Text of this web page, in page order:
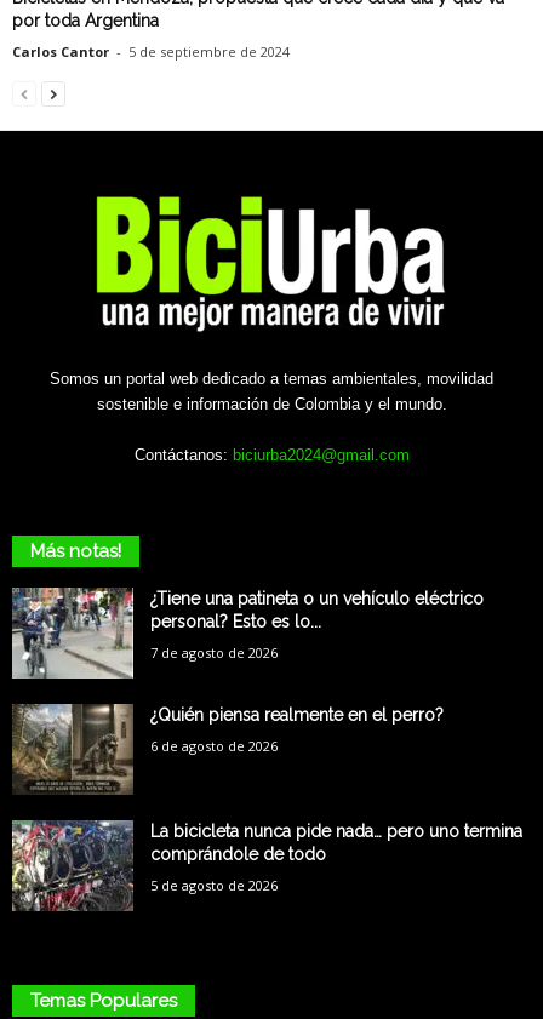
por toda Argentina
Carlos Cantor - 5 de septiembre de 2024
Somos un portal web dedicado a temas ambientales, movilidad
sostenible e información de Colombia y el mundo.
Contáctanos: biciurba2024@gmail.com
Más notas!
¿Tiene una patineta o un vehículo eléctrico
personal? Esto es lo...
7 de agosto de 2026
¿Quién piensa realmente en el perro?
6 de agosto de 2026
La bicicleta nunca pide nada… pero uno termina
comprándole de todo
5 de agosto de 2026
Temas Populares